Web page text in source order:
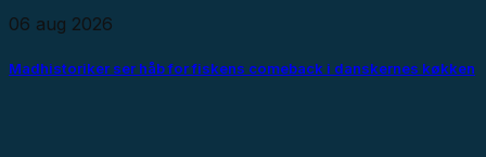
06 aug 2026
Madhistoriker ser håb for fiskens comeback i danskernes køkken